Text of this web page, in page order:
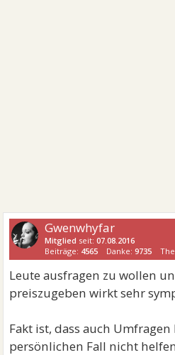
Gwenwhyfar
Mitglied seit:07.08.2016
Beiträge: 4565 Danke:9735
Leute ausfragen zu wollen
preiszugeben wirkt sehr
Fakt ist, dass auch
persönlichen Fall nicht